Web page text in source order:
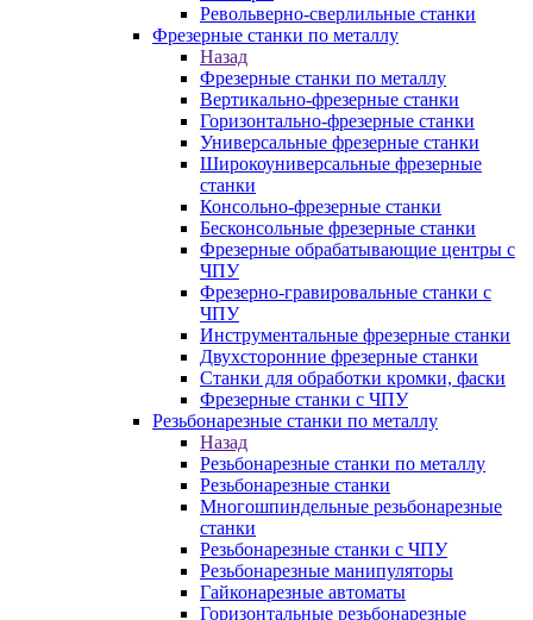
Револьверно-сверлильные станки
Фрезерные станки по металлу
Назад
Фрезерные станки по металлу
Вертикально-фрезерные станки
Горизонтально-фрезерные станки
Универсальные фрезерные станки
Широкоуниверсальные фрезерные
станки
Консольно-фрезерные станки
Бесконсольные фрезерные станки
Фрезерные обрабатывающие центры с
ЧПУ
Фрезерно-гравировальные станки с
ЧПУ
Инструментальные фрезерные станки
Двухсторонние фрезерные станки
Станки для обработки кромки, фаски
Фрезерные станки с ЧПУ
Резьбонарезные станки по металлу
Назад
Резьбонарезные станки по металлу
Резьбонарезные станки
Многошпиндельные резьбонарезные
станки
Резьбонарезные станки с ЧПУ
Резьбонарезные манипуляторы
Гайконарезные автоматы
Горизонтальные резьбонарезные